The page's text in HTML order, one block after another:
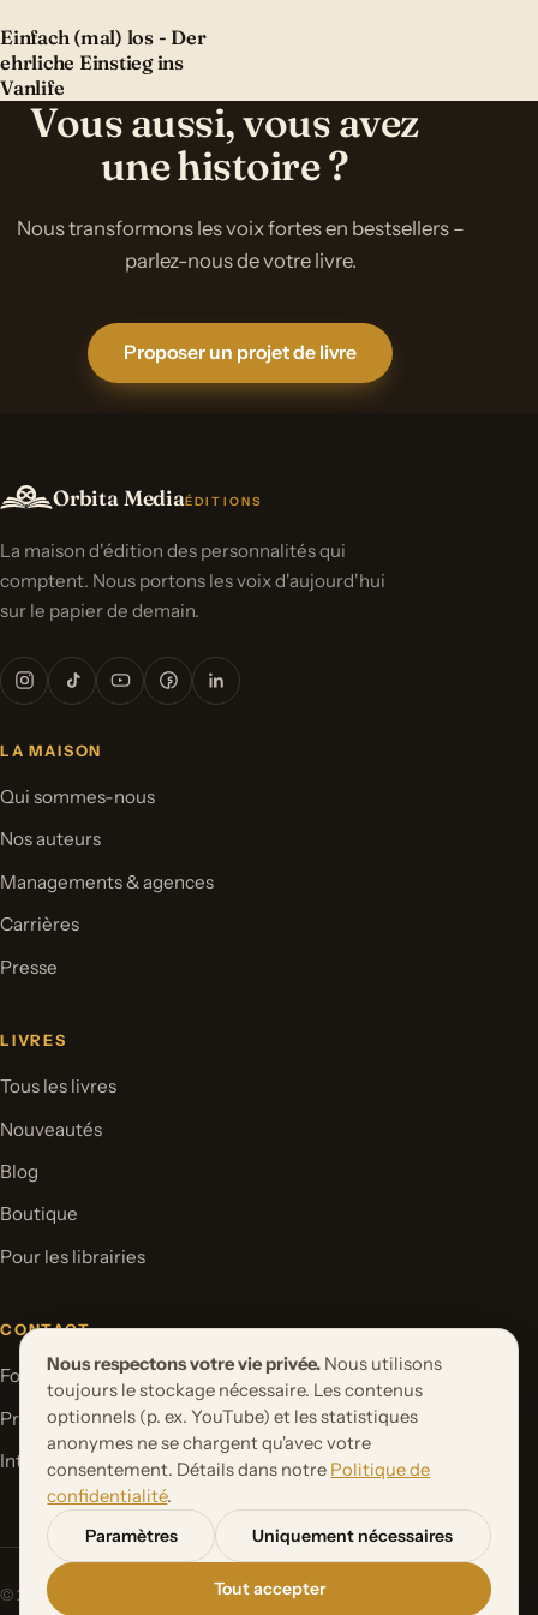
Einfach (mal) los - Der
ehrliche Einstieg ins
Vanlife
Vous aussi, vous avez
une histoire ?
Nous transformons les voix fortes en bestsellers –
parlez-nous de votre livre.
Proposer un projet de livre
Orbita MediaÉDITIONS
La maison d'édition des personnalités qui
comptent. Nous portons les voix d'aujourd'hui
sur le papier de demain.
LA MAISON
Qui sommes-nous
Nos auteurs
Managements & agences
Carrières
Presse
LIVRES
Tous les livres
Nouveautés
Blog
Boutique
Pour les librairies
CONTACT
Formulaire de contact
Proposer un projet de livre
International Rights
© 2026 Orbita Media GmbH. Tous droits réservés.
Nous respectons votre vie privée. Nous utilisons
toujours le stockage nécessaire. Les contenus
optionnels (p. ex. YouTube) et les statistiques
anonymes ne se chargent qu'avec votre
consentement. Détails dans notre Politique de
confidentialité.
Paramètres
Uniquement nécessaires
Tout accepter